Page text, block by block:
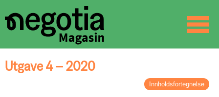
☰
Utgave 4 – 2020
Innholdsfortegnelse